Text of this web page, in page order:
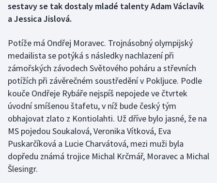
Futsal
Gymnastika
Házená
Jezdectví
Judo
Krasobruslení
Lezení
sestavy se tak dostaly mladé talenty Adam Václavík
a Jessica Jislová.
Potíže má Ondřej Moravec. Trojnásobný olympijský
medailista se potýká s následky nachlazení při
zámořských závodech Světového poháru a střevních
potížích při závěrečném soustředění v Pokljuce. Podle
kouče Ondřeje Rybáře nejspíš nepojede ve čtvrtek
úvodní smíšenou štafetu, v níž bude český tým
obhajovat zlato z Kontiolahti. Už dříve bylo jasné, že na
MS pojedou Soukalová, Veronika Vítková, Eva
Puskarčíková a Lucie Charvátová, mezi muži byla
dopředu známá trojice Michal Krčmář, Moravec a Michal
Šlesingr.